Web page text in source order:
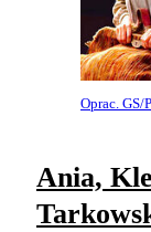
Oprac. GS/
Ania,